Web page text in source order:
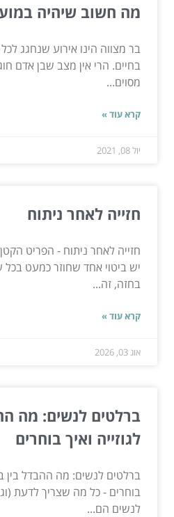
מה חשוב שיהיה
בר מצווה הינו אירוע שנחגג
בחיים. הרי אין מצב שבן אדם
מסוים...
קרא עוד »
יול 08, 2021
חזייה לאחר ניתוח
חזייה לאחר ניתוח - הפריט
יש ביטוי אחד שחוזר כמעט בכל
בחזה, זה...
קרא עוד »
אוג 03, 2026
ברלטים לנשים: מה
לגוזייה ואיך בוחרים
ברלטים לנשים: מה ההבדל בין
בוחרים - כל מה שצריך לדעת
לנשים הם...